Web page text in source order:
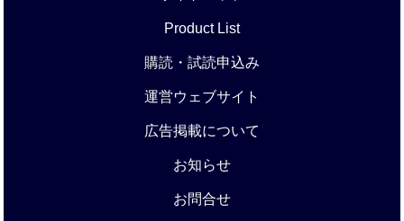
Product List
購読・試読申込み
運営ウェブサイト
広告掲載について
お知らせ
お問合せ